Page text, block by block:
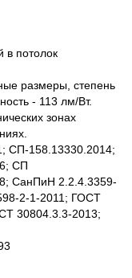
в потолок
размеры, степень
- 113 лм/Вт.
зонах
СП-158.13330.2014;
СП
СанПиН 2.2.4.3359-
2-1-2011; ГОСТ
30804.3.3-2013;